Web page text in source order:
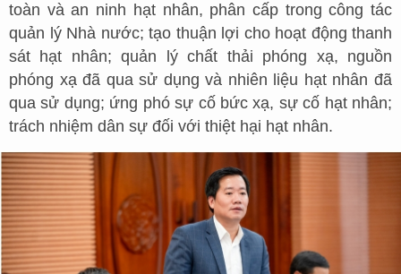
toàn và an ninh hạt nhân, phân cấp trong công tác
quản lý Nhà nước; tạo thuận lợi cho hoạt động thanh
sát hạt nhân; quản lý chất thải phóng xạ, nguồn
phóng xạ đã qua sử dụng và nhiên liệu hạt nhân đã
qua sử dụng; ứng phó sự cố bức xạ, sự cố hạt nhân;
trách nhiệm dân sự đối với thiệt hại hạt nhân.